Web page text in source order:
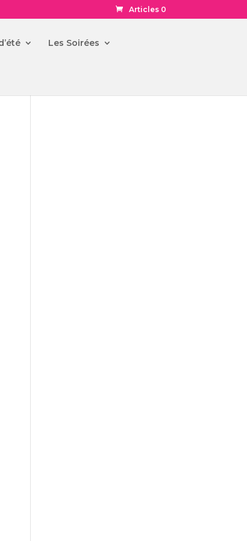
Articles 0
Les Soirées